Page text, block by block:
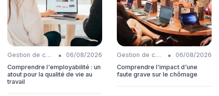
Gestion de carrière •
06/08/2026
Comprendre l'employabilité : un
atout pour la qualité de vie au
travail
Gestion de carrière •
06/08/2026
Comprendre l'impact d'une
faute grave sur le chômage